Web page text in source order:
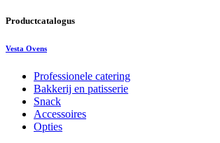
Productcatalogus
Vesta Ovens
Professionele catering
Bakkerij en patisserie
Snack
Accessoires
Opties